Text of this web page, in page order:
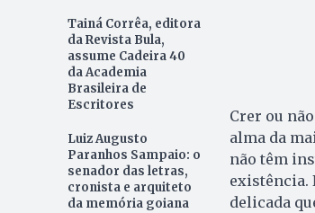
Tainá Corrêa, editora
da Revista Bula,
assume Cadeira 40
da Academia
Brasileira de
Escritores
Luiz Augusto
Paranhos Sampaio: o
senador das letras,
cronista e arquiteto
da memória goiana
Crer ou
alma da
não têm
existência.
delicada